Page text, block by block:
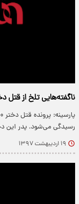
ناگفته‌هایی تلخ از قتل دختر ۲۰
رسیدگی می‌شود. پدر این
۱۹ اردیبهشت ۱۳۹۷